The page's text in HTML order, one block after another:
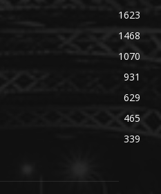
1623
1468
1070
931
629
465
339